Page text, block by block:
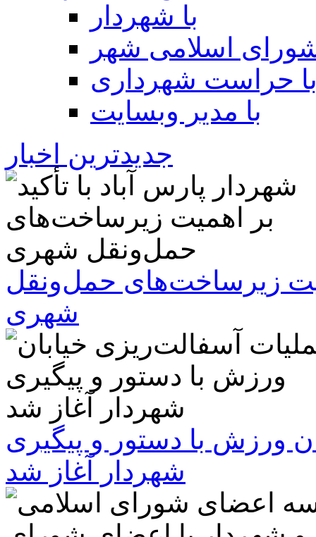
با شهردار
اسلامی شهر
حراست شهرداری
با مدیر وبسایت
جدیدترین اخبار
زیرساخت‌های حمل‌ونقل
شهری
ورزش با دستور و پیگیری
شهردار آغاز شد